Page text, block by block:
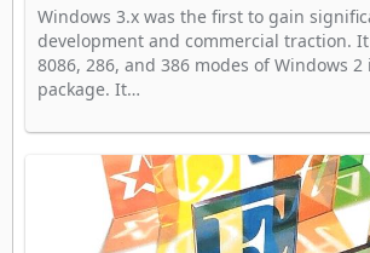
Windows 3.x was the first to gain
development and commercial traction.
8086, 286, and 386 modes of Windows
package. It…